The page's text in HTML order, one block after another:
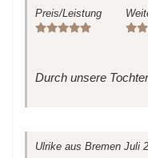
Preis/Leistung
Durch unsere
Ulrike aus Bremen Juli